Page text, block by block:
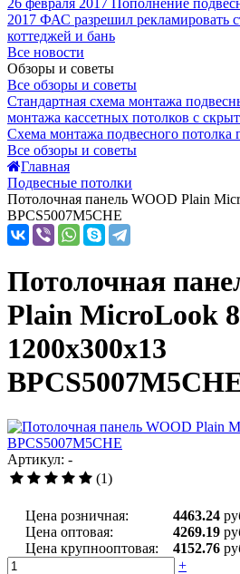
26 февраля 2017 Пополнение
2017 ФАС разрешил рекламировать
коттеджей и бань
Все новости
Обзоры и советы
Все обзоры и советы
Стандартная схема монтажа
монтажа кассетных потолков с
Схема монтажа подвесного потолка
Все обзоры и советы
Главная
Подвесные потолки
Потолочная панель WOOD Plain
BPCS5007M5CHE
Потолочная
Plain MicroLook 8
1200x300x13
Артикул: -
(1)
Цена розничная: 4463.24
Цена оптовая:
4269.19
Цена крупнооптовая:
4152.76
+